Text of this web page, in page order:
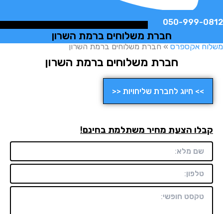
050-999-
חברת משלוחים ברמת השרון
אקספרס»חברת משלוחים ברמת השרון
חברת משלוחים ברמת השרון
>> חיוג לחברת שליחויות <<
הצעת מחיר משתלמת בחינם!